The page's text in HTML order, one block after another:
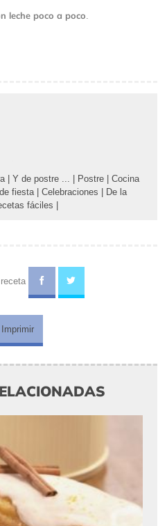
leche poco a poco
| Y de postre ... | Postre | Cocina
fiesta | Celebraciones | De la
fáciles |
Imprimir